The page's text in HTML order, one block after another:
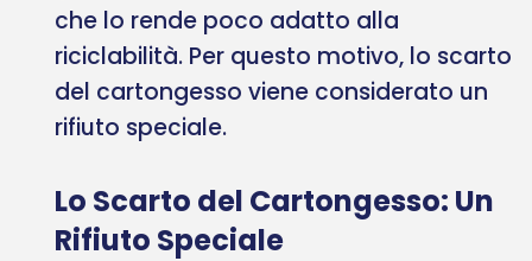
che lo rende poco adatto alla
riciclabilità. Per questo motivo, lo scarto
del cartongesso viene considerato un
rifiuto speciale.
Lo Scarto del Cartongesso: Un
Rifiuto Speciale